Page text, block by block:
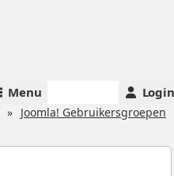
Menu Login
Joomla! Gebruikersgroepen